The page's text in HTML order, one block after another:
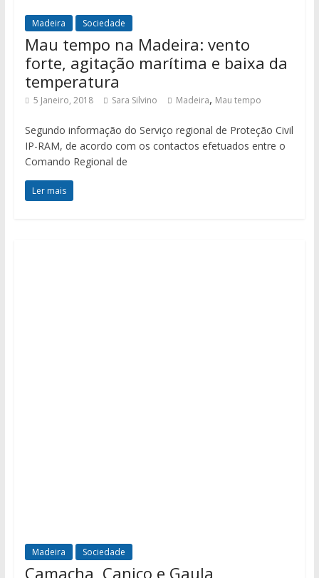
Madeira Sociedade
Mau tempo na Madeira: vento
forte, agitação marítima e baixa da
temperatura
5 Janeiro, 2018 Sara Silvino Madeira, Mau tempo
Segundo informação do Serviço regional de Proteção Civil
IP-RAM, de acordo com os contactos efetuados entre o
Comando Regional de
Ler mais
Madeira Sociedade
Camacha, Caniço e Gaula